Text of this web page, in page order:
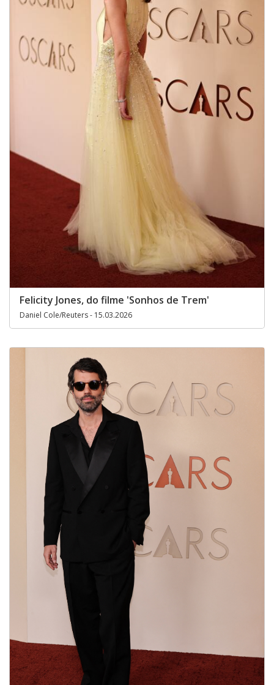
Felicity Jones, do filme 'Sonhos de Trem'
Daniel Cole/Reuters - 15.03.2026